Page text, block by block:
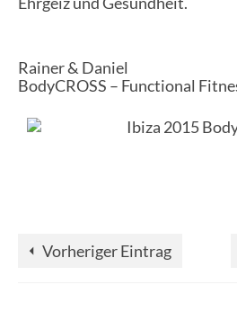
Rainer & Daniel
BodyCROSS – Functional
Vorheriger Eintrag